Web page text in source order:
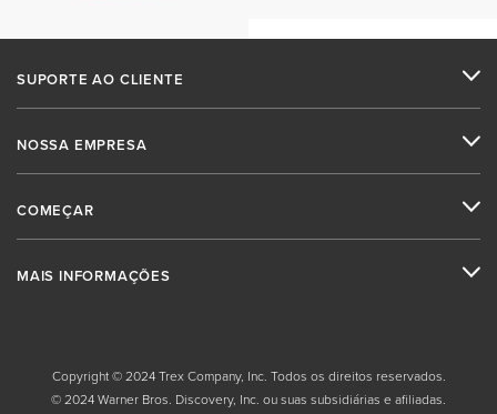
SUPORTE AO CLIENTE
NOSSA EMPRESA
COMEÇAR
MAIS INFORMAÇÕES
Copyright © 2024 Trex Company, Inc. Todos os direitos reservados.
© 2024 Warner Bros. Discovery, Inc. ou suas subsidiárias e afiliadas.